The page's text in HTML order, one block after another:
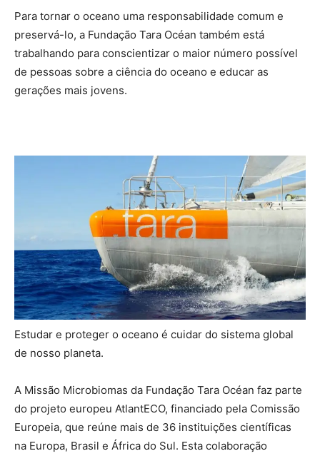
Para tornar o oceano uma responsabilidade comum e
preservá-lo, a Fundação Tara Océan também está
trabalhando para conscientizar o maior número possível
de pessoas sobre a ciência do oceano e educar as
gerações mais jovens.
Estudar e proteger o oceano é cuidar do sistema global
de nosso planeta.
A Missão Microbiomas da Fundação Tara Océan faz parte
do projeto europeu AtlantECO, financiado pela Comissão
Europeia, que reúne mais de 36 instituições científicas
na Europa, Brasil e África do Sul. Esta colaboração